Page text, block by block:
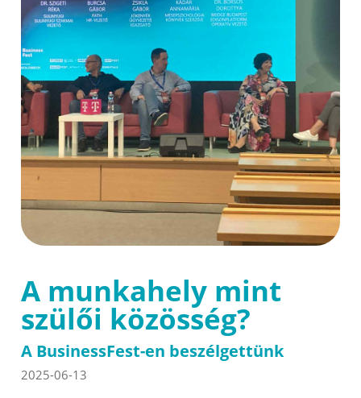
A munkahely mint
szülői közösség?
A BusinessFest-en beszélgettünk
2025-06-13